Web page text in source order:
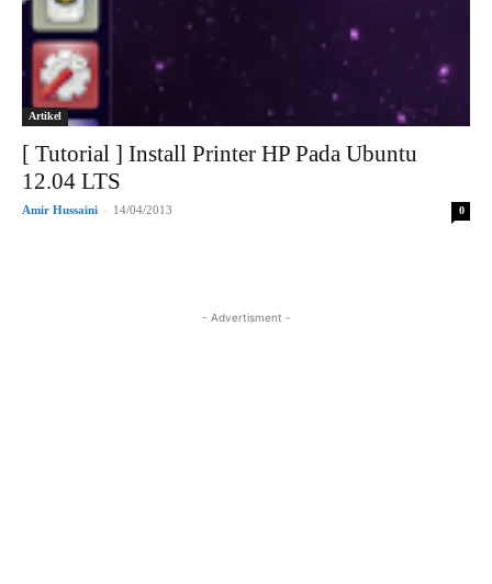
Artikel
[ Tutorial ] Install Printer HP Pada Ubuntu
12.04 LTS
Amir Hussaini - 14/04/2013 0
- Advertisment -